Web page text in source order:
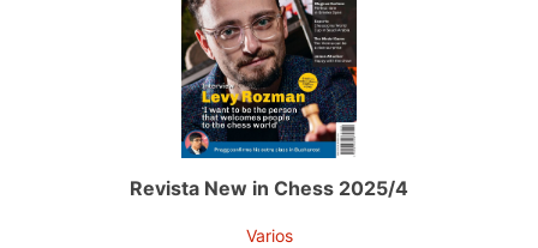
Revista New in Chess 2025/4
Varios